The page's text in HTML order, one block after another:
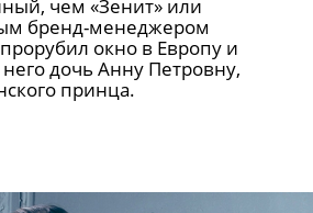
Дурова миллиардер не
Андрееву
глобальной сети Badoo.